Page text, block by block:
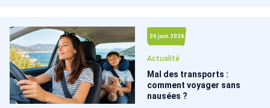
26 juin 2026
Actualité
Mal des transports :
comment voyager sans
nausées ?